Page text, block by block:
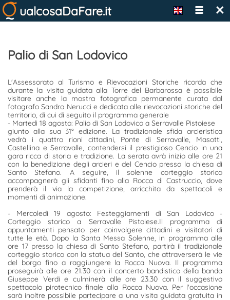
ualcosaDaFare.it ×
Palio di San Lodovico
L'Assessorato al Turismo e Rievocazioni Storiche ricorda che
durante la visita guidata alla Torre del Barbarossa è possibile
visitare anche la mostra fotografica permanente curata dal
fotografo Sandro Nerucci e dedicata alle rievocazioni storiche del
territorio, di cui di seguito il programma generale
- Martedì 18 agosto: Palio di San Lodovico a Serravalle Pistoiese
giunto alla sua 31° edizione. La tradizionale sfida arcieristica
vedrà i quattro rioni cittadini, Ponte di Serravalle, Masotti,
Castellina e Serravalle, contendersi il prestigioso Cencio in una
gara ricca di storia e tradizione. La serata avrà inizio alle ore 21
con la benedizione degli arcieri e del Cencio presso la chiesa di
Santo Stefano. A seguire, il solenne corteggio storico
accompagnerà gli sfidanti fino alla Rocca di Castruccio, dove
prenderà il via la competizione, arricchita da spettacoli e
momenti di animazione.
- Mercoledì 19 agosto: Festeggiamenti di San Lodovico -
Corteggio storico a Serravalle Pistoiese.Il programma di
appuntamenti pensato per coinvolgere cittadini e visitatori di
tutte le età. Dopo la Santa Messa Solenne, in programma alle
ore 17 presso la chiesa di Santo Stefano, partirà il tradizionale
corteggio storico con la statua del Santo, che attraverserà le vie
del borgo fino a raggiungere la Rocca Nuova. Il programma
proseguirà alle ore 21.30 con il concerto bandistico della banda
Giuseppe Verdi e culminerà alle ore 23.30 con il suggestivo
spettacolo pirotecnico finale alla Rocca Nuova. Per l'occasione
sarà inoltre possibile partecipare a una visita guidata gratuita in